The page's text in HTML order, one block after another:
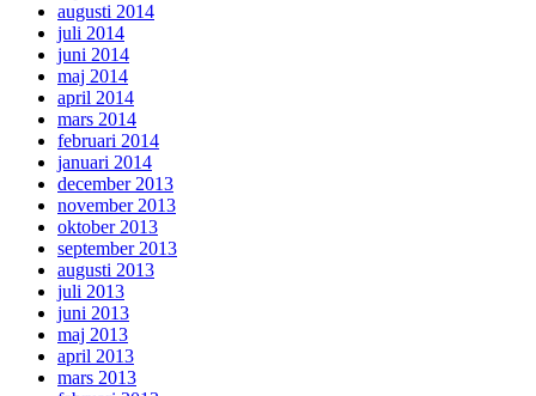
augusti 2014
juli 2014
juni 2014
maj 2014
april 2014
mars 2014
februari 2014
januari 2014
december 2013
november 2013
oktober 2013
september 2013
augusti 2013
juli 2013
juni 2013
maj 2013
april 2013
mars 2013